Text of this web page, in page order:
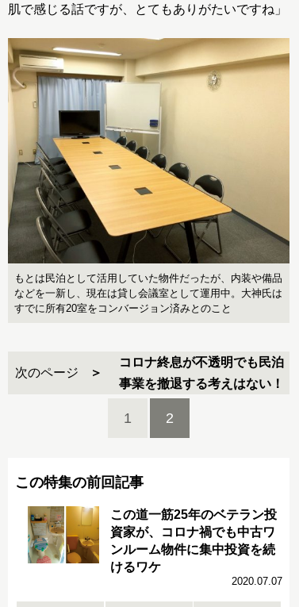
肌で感じる話ですが、とてもありがたいですね」
もとは民泊として活用していた物件だったが、内装や備品
などを一新し、現在は貸し会議室として運用中。大神氏は
すでに所有20室をコンバージョン済みとのこと
次のページ
コロナ終息が不透明でも民泊
事業を撤退する考えはない！
1 2
この特集の前回記事
この道一筋25年のベテラン投
資家が、コロナ禍でも中古ワ
ンルーム物件に集中投資を続
けるワケ
2020.07.07